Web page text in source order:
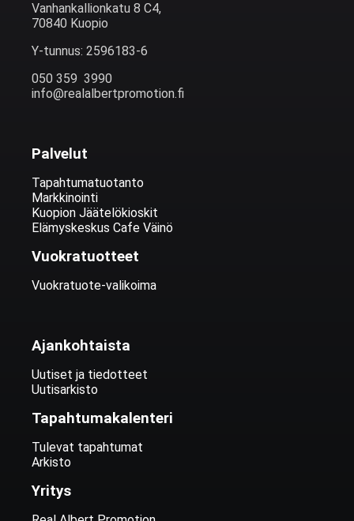
Vanhankallionkatu 8 C4,
70840 Kuopio
Y-tunnus: 2596183-6
050 359 3990
info@realalbertpromotion.fi
Palvelut
Tapahtumatuotanto
Markkinointi
Kuopion Jäätelökioskit
Elämyskeskus Cafe Väinö
Vuokratuotteet
Vuokratuote-valikoima
Ajankohtaista
Uutiset ja tiedotteet
Uutisarkisto
Tapahtumakalenteri
Tulevat tapahtumat
Arkisto
Yritys